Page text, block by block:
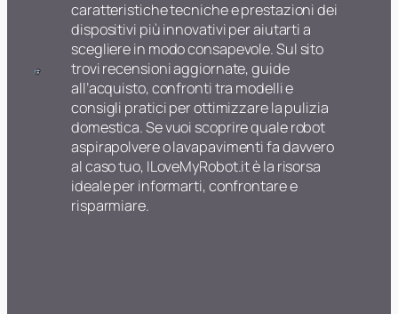
caratteristiche tecniche e prestazioni dei
dispositivi più innovativi per aiutarti a
scegliere in modo consapevole. Sul sito
trovi recensioni aggiornate, guide
all’acquisto, confronti tra modelli e
consigli pratici per ottimizzare la pulizia
domestica. Se vuoi scoprire quale robot
aspirapolvere o lavapavimenti fa davvero
al caso tuo, ILoveMyRobot.it è la risorsa
ideale per informarti, confrontare e
risparmiare.